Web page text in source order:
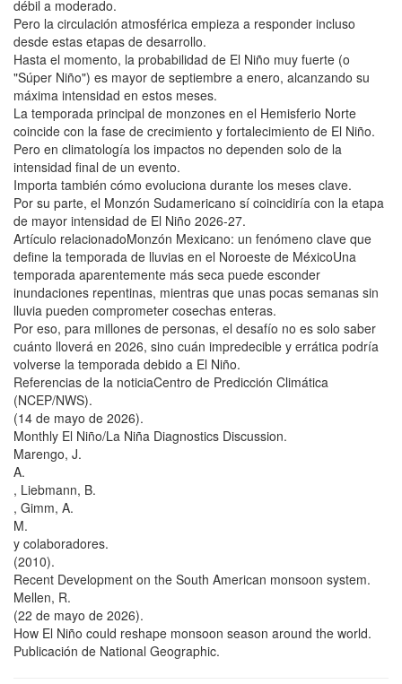
débil a moderado.
Pero la circulación atmosférica empieza a responder incluso
desde estas etapas de desarrollo.
Hasta el momento, la probabilidad de El Niño muy fuerte (o
"Súper Niño") es mayor de septiembre a enero, alcanzando su
máxima intensidad en estos meses.
La temporada principal de monzones en el Hemisferio Norte
coincide con la fase de crecimiento y fortalecimiento de El Niño.
Pero en climatología los impactos no dependen solo de la
intensidad final de un evento.
Importa también cómo evoluciona durante los meses clave.
Por su parte, el Monzón Sudamericano sí coincidiría con la etapa
de mayor intensidad de El Niño 2026-27.
Artículo relacionadoMonzón Mexicano: un fenómeno clave que
define la temporada de lluvias en el Noroeste de MéxicoUna
temporada aparentemente más seca puede esconder
inundaciones repentinas, mientras que unas pocas semanas sin
lluvia pueden comprometer cosechas enteras.
Por eso, para millones de personas, el desafío no es solo saber
cuánto lloverá en 2026, sino cuán impredecible y errática podría
volverse la temporada debido a El Niño.
Referencias de la noticiaCentro de Predicción Climática
(NCEP/NWS).
(14 de mayo de 2026).
Monthly El Niño/La Niña Diagnostics Discussion.
Marengo, J.
A.
, Liebmann, B.
, Gimm, A.
M.
y colaboradores.
(2010).
Recent Development on the South American monsoon system.
Mellen, R.
(22 de mayo de 2026).
How El Niño could reshape monsoon season around the world.
Publicación de National Geographic.